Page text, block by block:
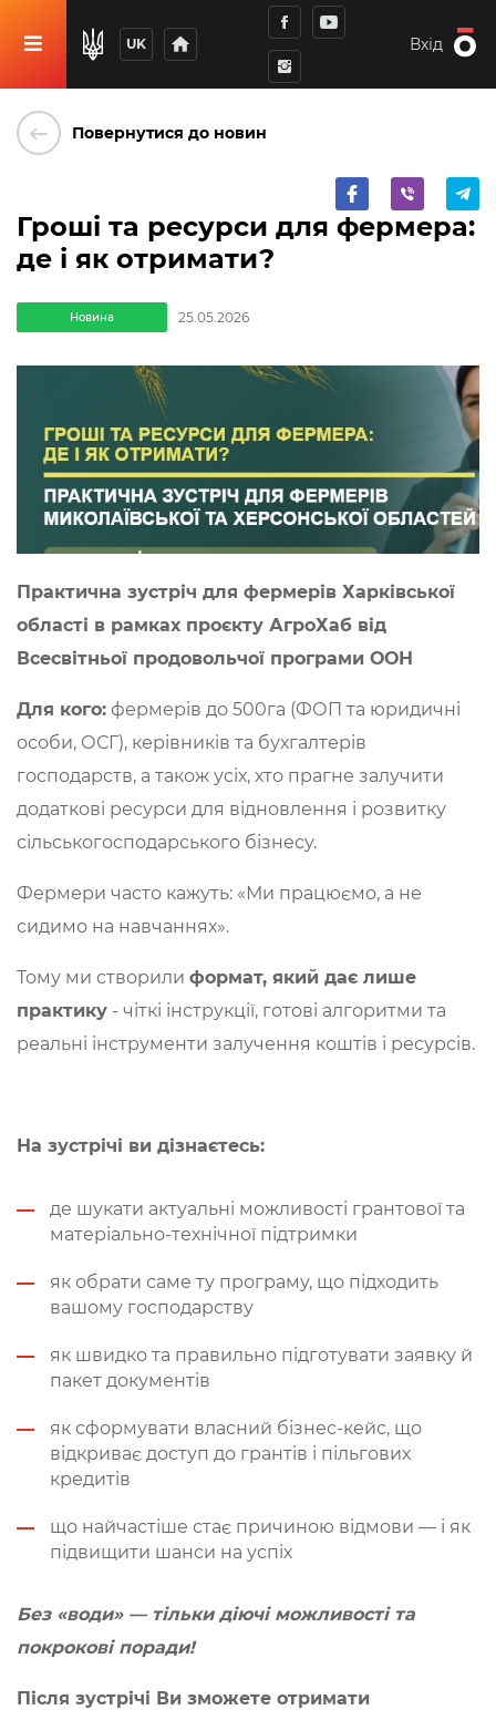
UK home Вхід
keyboard_backspace Повернутися до новин
Гроші та ресурси для фермера:
де і як отримати?
Новина 25.05.2026
Практична зустріч для фермерів Харківської
області в рамках проєкту АгроХаб від
Всесвітньої продовольчої програми ООН
Для кого: фермерів до 500га (ФОП та юридичні
особи, ОСГ), керівників та бухгалтерів
господарств, а також усіх, хто прагне залучити
додаткові ресурси для відновлення і розвитку
сільськогосподарського бізнесу.
Фермери часто кажуть: «Ми працюємо, а не
сидимо на навчаннях».
Тому ми створили формат, який дає лише
практику - чіткі інструкції, готові алгоритми та
реальні інструменти залучення коштів і ресурсів.
На зустрічі ви дізнаєтесь:
де шукати актуальні можливості грантової та
матеріально-технічної підтримки
як обрати саме ту програму, що підходить
вашому господарству
як швидко та правильно підготувати заявку й
пакет документів
як сформувати власний бізнес-кейс, що
відкриває доступ до грантів і пільгових
кредитів
що найчастіше стає причиною відмови — і як
підвищити шанси на успіх
Без «води» — тільки діючі можливості та
покрокові поради!
Після зустрічі Ви зможете отримати